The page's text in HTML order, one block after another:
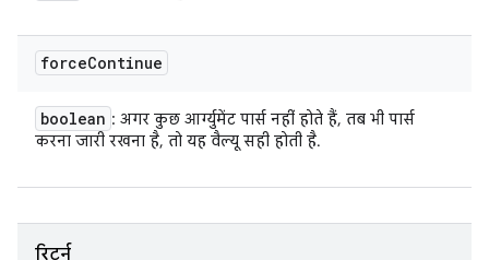
forceContinue
boolean : अगर कुछ आर्ग्युमेंट पार्स नहीं होते हैं, तब भी पार्स
करना जारी रखना है, तो यह वैल्यू सही होती है.
रिटर्न